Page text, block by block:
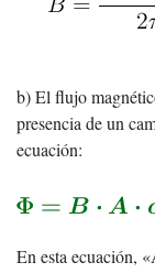
b) El flujo
presencia de un
ecuación:
En esta ecuación,